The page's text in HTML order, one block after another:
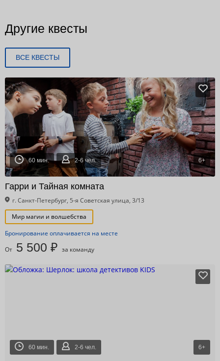
Другие квесты
ВСЕ КВЕСТЫ
60 мин. 2-6 чел. 6+
Гарри и Тайная комната
г. Санкт-Петербург, 5-я Советская улица, 3/13
Мир магии и волшебства
Бронирование оплачивается на месте
От 5 500 ₽ за команду
60 мин. 2-6 чел. 6+